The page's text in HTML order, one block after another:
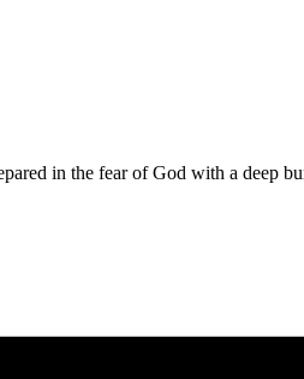
in the fear of God with a deep